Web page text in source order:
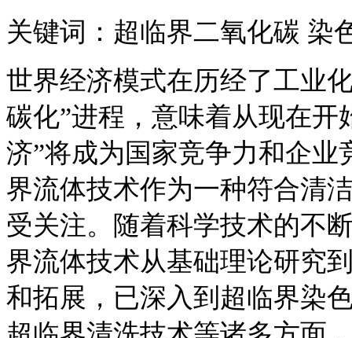
关键词：超临界二氧化碳 染
世界经济模式在历经了工业
碳化”进程，意味着从现在开
济”将成为国家竞争力和企
界流体技术作为一种符合清
受关注。随着科学技术的不
界流体技术从基础理论研究
和拓展，已深入到超临界染